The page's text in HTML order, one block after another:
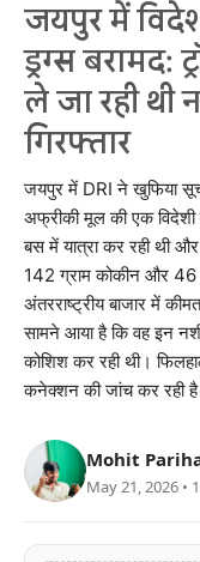
राजस्थान
राजनीति
क्राइम
भारत
बॉलीवुड
खेल
लाइफस्टाइल
अंतर्राष्ट्रीय
जयपुर में
ड्रग्स बरामद:
ले जा रही थी
गिरफ्तार
जयपुर में DRI ने खुफिया
अफ्रीकी मूल की एक विदेशी
बस में यात्रा कर रही थी
142 ग्राम कोकीन और 46
अंतरराष्ट्रीय बाजार में
सामने आया है कि वह इन
कोशिश कर रही थी।
कनेक्शन की जांच कर रही
Mohit
May 21, 2026 •